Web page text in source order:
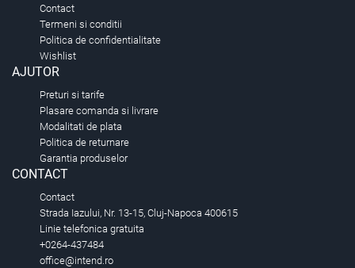
Contact
Termeni si conditii
Politica de confidentialitate
Wishlist
AJUTOR
Preturi si tarife
Plasare comanda si livrare
Modalitati de plata
Politica de returnare
Garantia produselor
CONTACT
Contact
Strada Iazului, Nr. 13-15, Cluj-Napoca 400615
Linie telefonica gratuita
+0264-437484
office@intend.ro